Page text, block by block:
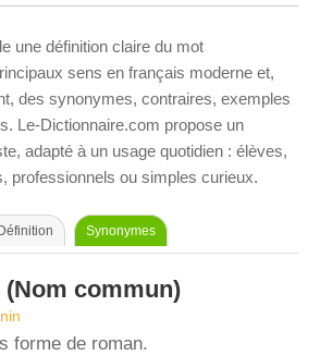
une définition claire du mot
sens en français moderne et,
des synonymes, contraires, exemples
Le-Dictionnaire.com propose un
adapté à un usage quotidien : élèves,
professionnels ou simples curieux.
Définition Synonymes
(Nom commun)
forme de roman.